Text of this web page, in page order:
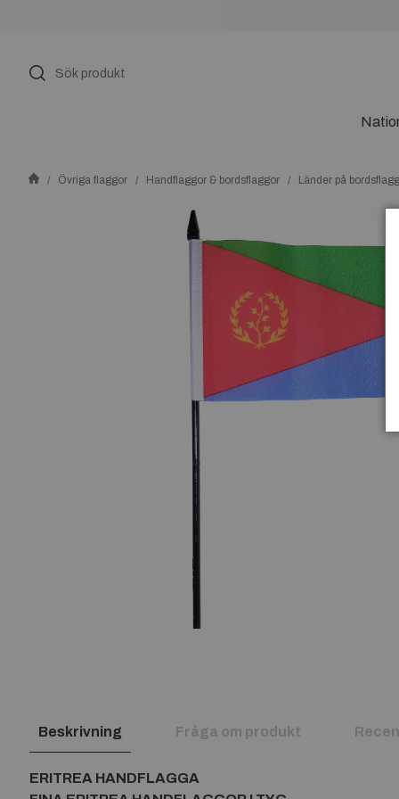
Övriga flaggor Handflaggor & bordsflaggor Länder på
Beskrivning Fråga om produkt
ERITREA HANDFLAGGA